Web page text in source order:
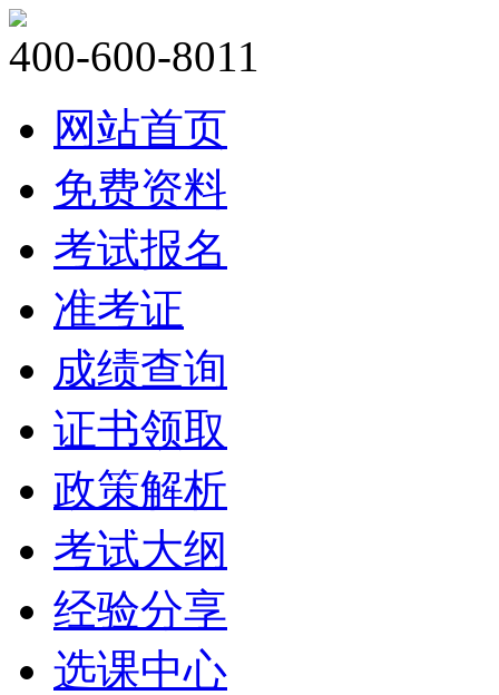
400-600-8011
网站首页
免费资料
考试报名
准考证
成绩查询
证书领取
政策解析
考试大纲
经验分享
选课中心